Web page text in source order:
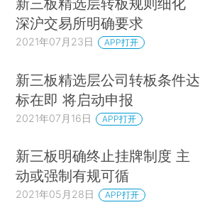
深沪交易所明确要求
2021年07月23日 APP打开
新三板精选层公司转板条件达
标在即 将启动申报
2021年07月16日 APP打开
新三板明确终止挂牌制度 主
动或强制有规可循
2021年05月28日 APP打开